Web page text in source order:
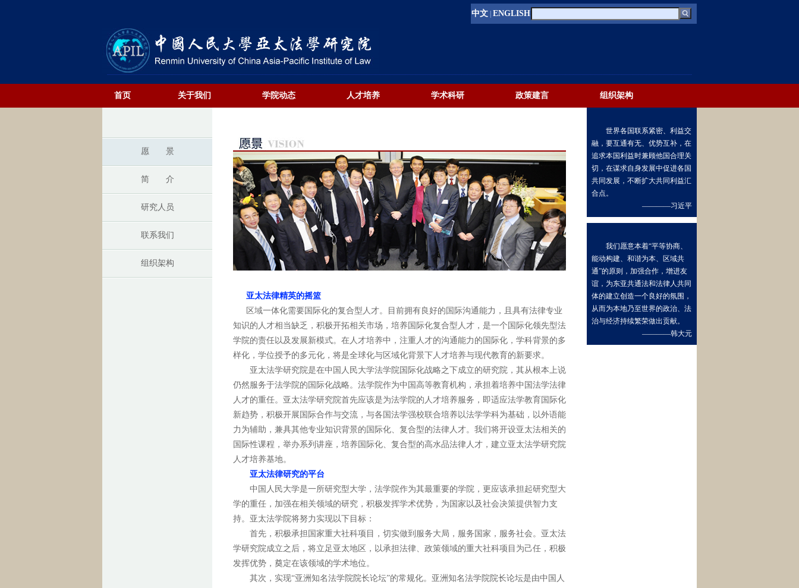
中文 ENGLISH
首页 关于我们 学院动态 人才培养 学术科研 政策建言 组织架构
愿 景
简 介
研究人员
联系我们
组织架构
亚太法律精英的摇篮
区域一体化需要国际化的复合型人才。目前拥有良好的国际沟通能力，且具有法律专业
知识的人才相当缺乏，积极开拓相关市场，培养国际化复合型人才，是一个国际化领先型法
学院的责任以及发展新模式。在人才培养中，注重人才的沟通能力的国际化，学科背景的多
样化，学位授予的多元化，将是全球化与区域化背景下人才培养与现代教育的新要求。
亚太法学研究院是在中国人民大学法学院国际化战略之下成立的研究院，其从根本上说
仍然服务于法学院的国际化战略。法学院作为中国高等教育机构，承担着培养中国法学法律
人才的重任。亚太法学研究院首先应该是为法学院的人才培养服务，即适应法学教育国际化
新趋势，积极开展国际合作与交流，与各国法学强校联合培养以法学学科为基础，以外语能
力为辅助，兼具其他专业知识背景的国际化、复合型的法律人才。我们将开设亚太法相关的
国际性课程，举办系列讲座，培养国际化、复合型的高水品法律人才，建立亚太法学研究院
人才培养基地。
亚太法律研究的平台
中国人民大学是一所研究型大学，法学院作为其最重要的学院，更应该承担起研究型大
学的重任，加强在相关领域的研究，积极发挥学术优势，为国家以及社会决策提供智力支
持。亚太法学院将努力实现以下目标：
首先，积极承担国家重大社科项目，切实做到服务大局，服务国家，服务社会。亚太法
学研究院成立之后，将立足亚太地区，以承担法律、政策领域的重大社科项目为己任，积极
发挥优势，奠定在该领域的学术地位。
其次，实现“亚洲知名法学院院长论坛”的常规化。亚洲知名法学院院长论坛是由中国人
世界各国联系紧密、利益交
融，要互通有无、优势互补，在
追求本国利益时兼顾他国合理关
切，在谋求自身发展中促进各国
共同发展，不断扩大共同利益汇
合点。
————习近平
我们愿意本着“平等协商、
能动构建、和谐为本、区域共
通”的原则，加强合作，增进友
谊，为东亚共通法和法律人共同
体的建立创造一个良好的氛围，
从而为本地乃至世界的政治、法
治与经济持续繁荣做出贡献。
————韩大元